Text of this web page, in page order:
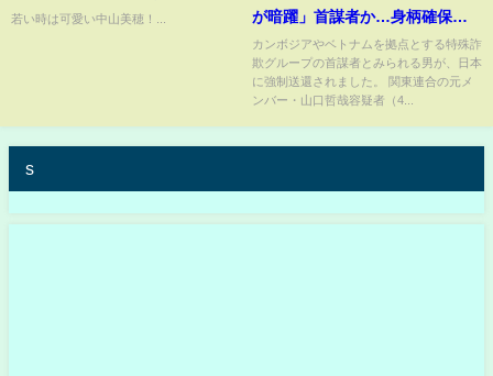
若い時は可愛い中山美穂！...
が暗躍」首謀者か…身柄確保し
たタイ警察幹部に聞く【報道ス
テーション】(2025年4月8日)
カンボジアやベトナムを拠点とする特殊詐
欺グループの首謀者とみられる男が、日本
に強制送還されました。 関東連合の元メ
ンバー・山口哲哉容疑者（4...
s